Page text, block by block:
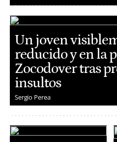
Un joven
reducido y en la
Zocodover tras
insultos
Sergio Perea